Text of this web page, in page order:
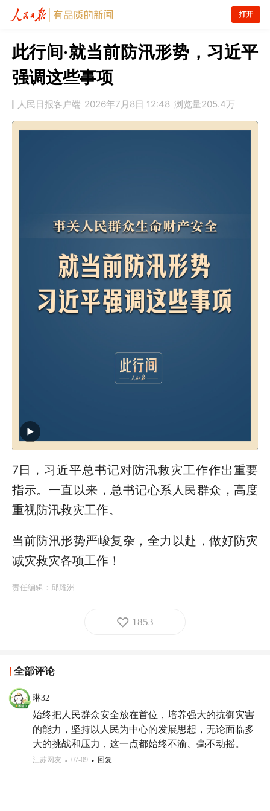
打开
此行间·就当前防汛形势，习近平
强调这些事项
人民日报客户端 2026年7月8日 12:48 浏览量205.4万
7日，习近平总书记对防汛救灾工作作出重要
指示。一直以来，总书记心系人民群众，高度
重视防汛救灾工作。
当前防汛形势严峻复杂，全力以赴，做好防灾
减灾救灾各项工作！
责任编辑： 邱耀洲
1853
全部评论
琳32
始终把人民群众安全放在首位，培养强大的抗御灾害
的能力，坚持以人民为中心的发展思想，无论面临多
大的挑战和压力，这一点都始终不渝、毫不动摇。
江苏网友 07-09 回复